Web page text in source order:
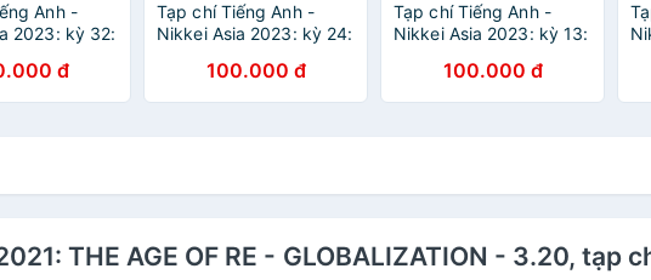
Anh -
2023: kỳ 32:
đ
Tạp chí Tiếng Anh -
Nikkei Asia 2023: kỳ 24:
OF TRUTH100.000 đ
Tạp chí Tiếng Anh -
Nikkei Asia 2023: kỳ 13:
DEBACLE - 13.23 tạp
chí kinh tế nước ngoài,
100.000 đ
THE AGE OF RE - GLOBALIZATION - 3.20, tạp